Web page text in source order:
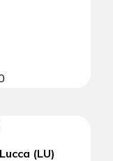
(LU)